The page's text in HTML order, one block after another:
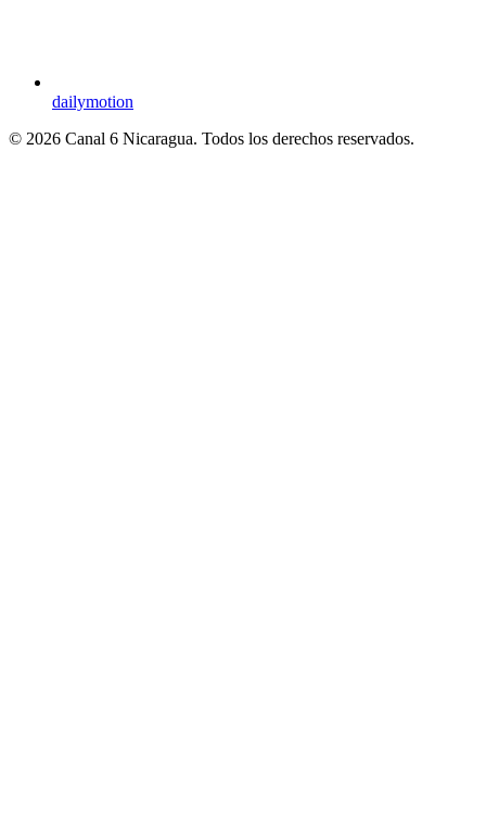
dailymotion
© 2026 Canal 6 Nicaragua. Todos los derechos reservados.